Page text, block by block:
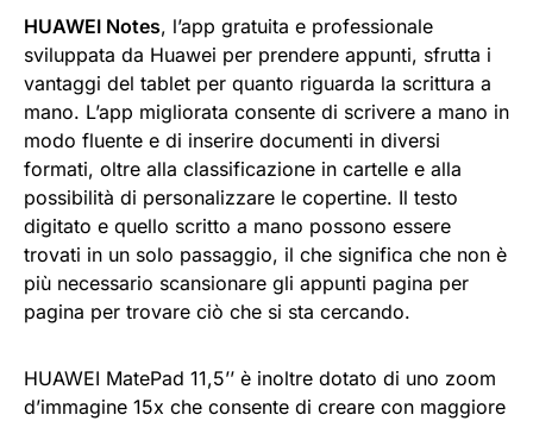
HUAWEI Notes, l’app gratuita e professionale
sviluppata da Huawei per prendere appunti, sfrutta i
vantaggi del tablet per quanto riguarda la scrittura a
mano. L’app migliorata consente di scrivere a mano in
modo fluente e di inserire documenti in diversi
formati, oltre alla classificazione in cartelle e alla
possibilità di personalizzare le copertine. Il testo
digitato e quello scritto a mano possono essere
trovati in un solo passaggio, il che significa che non è
più necessario scansionare gli appunti pagina per
pagina per trovare ciò che si sta cercando.
HUAWEI MatePad 11,5’’ è inoltre dotato di uno zoom
d’immagine 15x che consente di creare con maggiore